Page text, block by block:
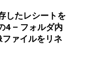
したレシートを
4 – フォルダ内
ァイルをリネ